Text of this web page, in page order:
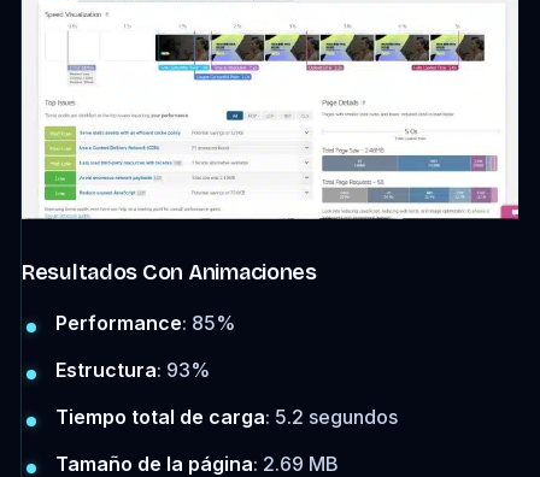
Resultados Con Animaciones
Performance: 85%
Estructura: 93%
Tiempo total de carga: 5.2 segundos
Tamaño de la página: 2.69 MB